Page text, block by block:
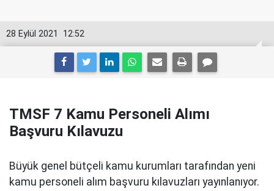
12:52
28 Eylül 2021
TMSF 7 Kamu Personeli Alımı
Başvuru Kılavuzu
Büyük genel bütçeli kamu kurumları tarafından yeni
kamu personeli alım başvuru kılavuzları yayınlanıyor.